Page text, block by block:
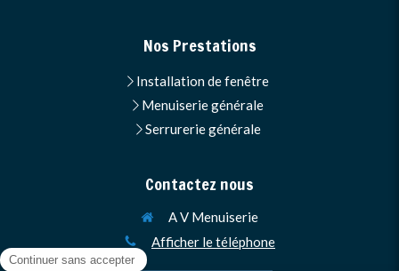
Nos Prestations
Installation de fenêtre
Menuiserie générale
Serrurerie générale
Contactez nous
A V Menuiserie
Afficher le téléphone